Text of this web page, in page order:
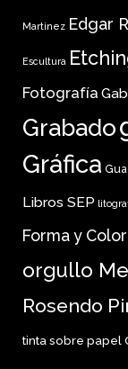
Martinez Edgar
Escultura
Fotografía
Grabado
Gráfica
Libros SEP
Forma y Color
orgullo
Rosendo
tinta sobre papel